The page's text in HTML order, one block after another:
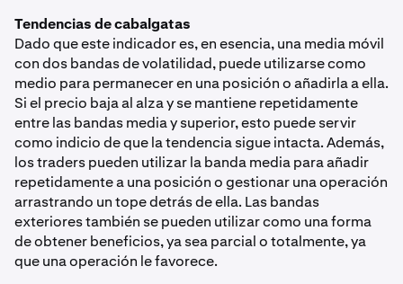
Tendencias de cabalgatas
Dado que este indicador es, en esencia, una media móvil
con dos bandas de volatilidad, puede utilizarse como
medio para permanecer en una posición o añadirla a ella.
Si el precio baja al alza y se mantiene repetidamente
entre las bandas media y superior, esto puede servir
como indicio de que la tendencia sigue intacta. Además,
los traders pueden utilizar la banda media para añadir
repetidamente a una posición o gestionar una operación
arrastrando un tope detrás de ella. Las bandas
exteriores también se pueden utilizar como una forma
de obtener beneficios, ya sea parcial o totalmente, ya
que una operación le favorece.